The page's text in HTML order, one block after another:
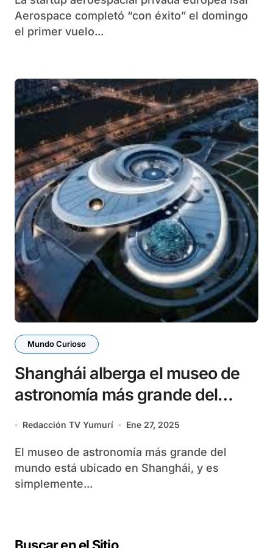
suelo
Aerospace completó “con éxito” el domingo
el primer vuelo...
Mundo Curioso
Shanghái alberga el museo de
astronomía más grande del
mundo
Redacción TV Yumurí Ene 27, 2025
El museo de astronomía más grande del
mundo está ubicado en Shanghái, y es
simplemente...